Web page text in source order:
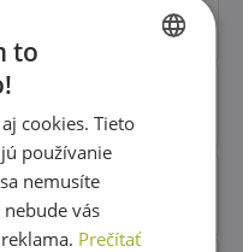
ENGLISH
to
cookies. Tieto
používanie
nemusíte
vás
Prečítať